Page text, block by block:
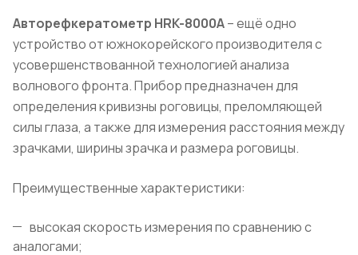
Авторефкератометр HRK-8000A– ещё одно
устройство от южнокорейского производителя с
усовершенствованной технологией анализа
волнового фронта. Прибор предназначен для
определения кривизны роговицы, преломляющей
силы глаза, а также для измерения расстояния между
зрачками, ширины зрачка и размера роговицы.
Преимущественные характеристики:
высокая скорость измерения по сравнению с
аналогами;